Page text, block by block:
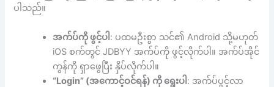
ပါသည်။
အက်ပ်ကို ဖွင့်ပါ : ပထမဦးစွာ သင်၏ Android သို့မဟုတ်
iOS စက်တွင် JDBYY အက်ပ်ကို ဖွင့်လိုက်ပါ။ အက်ပ်အိုင်
ကွန်ကို ရှာဖွေပြီး နှိပ်လိုက်ပါ။
“Login” (အကောင့်ဝင်ရန်) ကို ရွေးပါ : အက်ပ်ပွင့်လာ